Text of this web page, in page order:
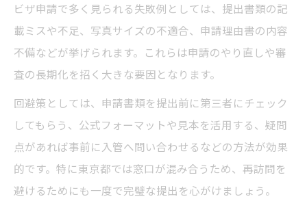
ビザ申請で多く見られる失敗例としては、提出書類の記
載ミスや不足、写真サイズの不適合、申請理由書の内容
不備などが挙げられます。これらは申請のやり直しや審
査の長期化を招く大きな要因となります。
回避策としては、申請書類を提出前に第三者にチェック
してもらう、公式フォーマットや見本を活用する、疑問
点があれば事前に入管へ問い合わせるなどの方法が効果
的です。特に東京都では窓口が混み合うため、再訪問を
避けるためにも一度で完璧な提出を心がけましょう。